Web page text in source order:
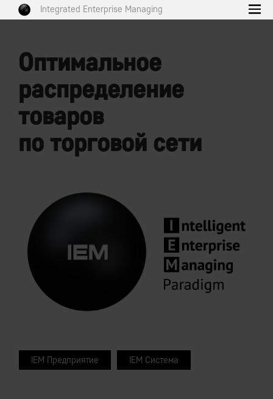
Integrated Enterprise Managing
Оптимальное
распределение
товаров
по торговой сети
IEM Предприятие IEM Система